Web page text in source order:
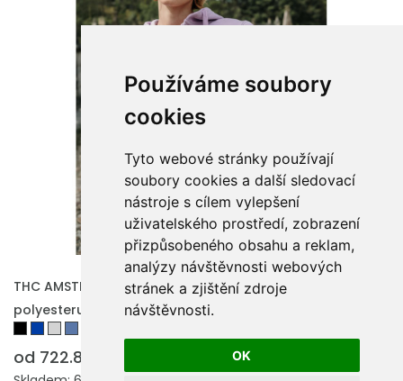
Používáme soubory
cookies
Tyto webové stránky používají
soubory cookies a další sledovací
nástroje s cílem vylepšení
uživatelského prostředí, zobrazení
přizpůsobeného obsahu a reklam,
analýzy návštěvnosti webových
stránek a zjištění zdroje
návštěvnosti.
OK
THC AMSTERDAM WOMEN. Dámská mikina z bavlny a
polyesteru
od 722.85 Kč